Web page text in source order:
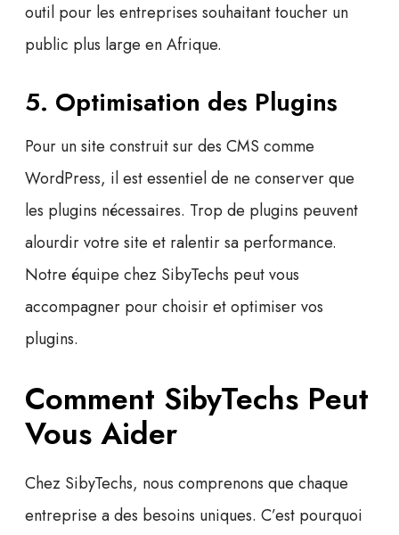
outil pour les entreprises souhaitant toucher un
public plus large en Afrique.
5. Optimisation des Plugins
Pour un site construit sur des CMS comme
WordPress, il est essentiel de ne conserver que
les plugins nécessaires. Trop de plugins peuvent
alourdir votre site et ralentir sa performance.
Notre équipe chez SibyTechs peut vous
accompagner pour choisir et optimiser vos
plugins.
Comment SibyTechs Peut
Vous Aider
Chez SibyTechs, nous comprenons que chaque
entreprise a des besoins uniques. C’est pourquoi